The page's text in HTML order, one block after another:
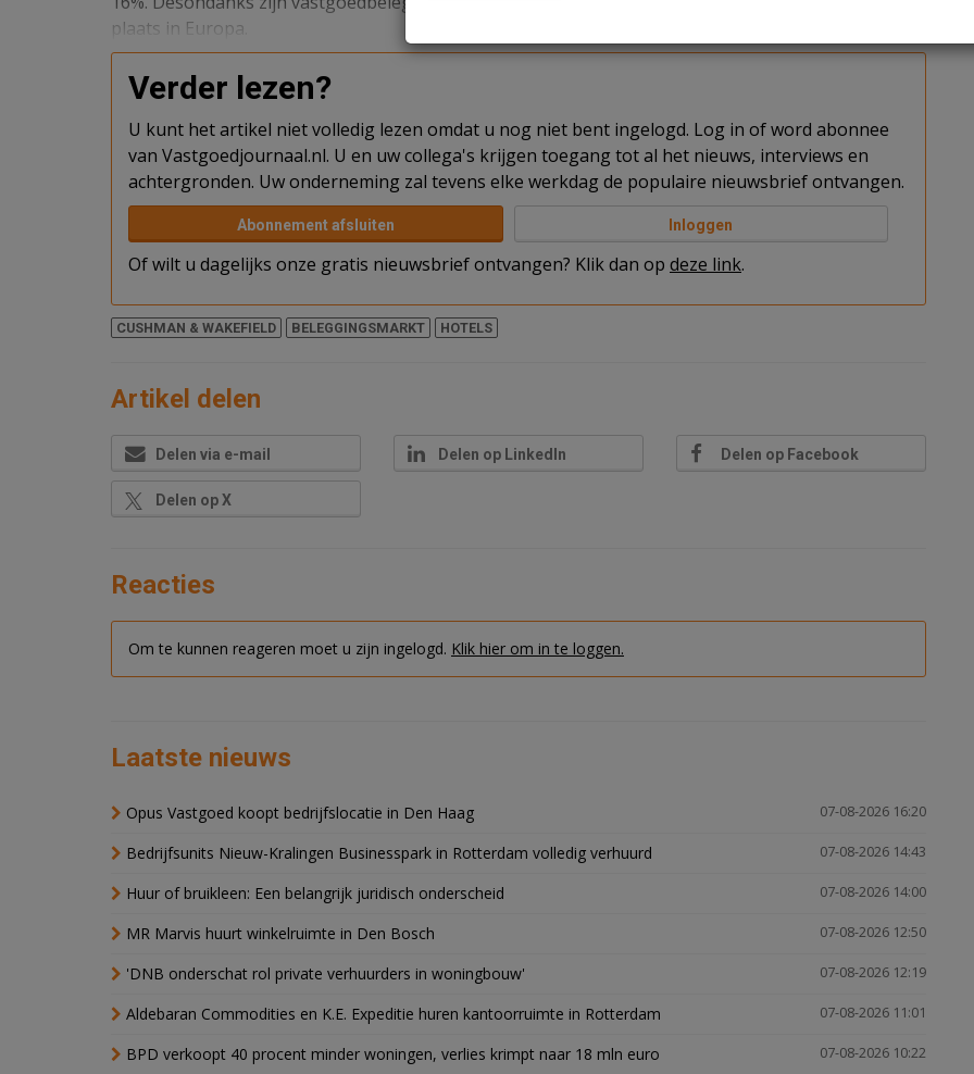
plaats in Europa.
Verder lezen?
U kunt het artikel niet volledig lezen omdat u nog niet bent ingelogd. Log in of word abonnee
van Vastgoedjournaal.nl. U en uw collega's krijgen toegang tot al het nieuws, interviews en
achtergronden. Uw onderneming zal tevens elke werkdag de populaire nieuwsbrief ontvangen.
Abonnement afsluiten Inloggen
Of wilt u dagelijks onze gratis nieuwsbrief ontvangen? Klik dan op deze link.
CUSHMAN & WAKEFIELD BELEGGINGSMARKT HOTELS
Artikel delen
Delen via e-mail Delen op LinkedIn Delen op Facebook
Delen op X
Reacties
Om te kunnen reageren moet u zijn ingelogd. Klik hier om in te loggen.
Laatste nieuws
07-08-2026 16:20
Opus Vastgoed koopt bedrijfslocatie in Den Haag
07-08-2026 14:43
Bedrijfsunits Nieuw-Kralingen Businesspark in Rotterdam volledig verhuurd
07-08-2026 14:00
Huur of bruikleen: Een belangrijk juridisch onderscheid
07-08-2026 12:50
MR Marvis huurt winkelruimte in Den Bosch
07-08-2026 12:19
'DNB onderschat rol private verhuurders in woningbouw'
07-08-2026 11:01
Aldebaran Commodities en K.E. Expeditie huren kantoorruimte in Rotterdam
07-08-2026 10:22
BPD verkoopt 40 procent minder woningen, verlies krimpt naar 18 mln euro